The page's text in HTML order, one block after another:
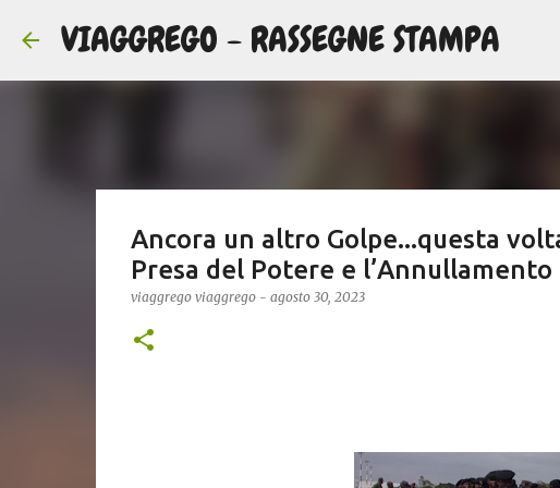
VIAGGREGO - RASSEGNE STAMPA
Ancora un altro Golpe...questa
Presa del Potere e
viaggrego viaggrego - agosto 30, 2023